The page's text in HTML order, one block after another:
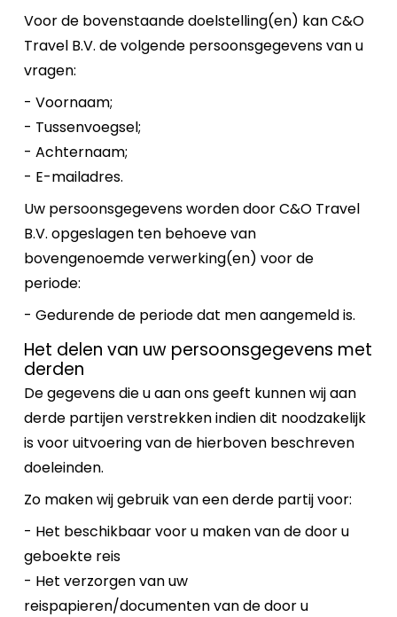
Voor de bovenstaande doelstelling(en) kan C&O
Travel B.V. de volgende persoonsgegevens van u
vragen:
- Voornaam;
- Tussenvoegsel;
- Achternaam;
- E-mailadres.
Uw persoonsgegevens worden door C&O Travel
B.V. opgeslagen ten behoeve van
bovengenoemde verwerking(en) voor de
periode:
- Gedurende de periode dat men aangemeld is.
Het delen van uw persoonsgegevens met
derden
De gegevens die u aan ons geeft kunnen wij aan
derde partijen verstrekken indien dit noodzakelijk
is voor uitvoering van de hierboven beschreven
doeleinden.
Zo maken wij gebruik van een derde partij voor:
- Het beschikbaar voor u maken van de door u
geboekte reis
- Het verzorgen van uw
reispapieren/documenten van de door u